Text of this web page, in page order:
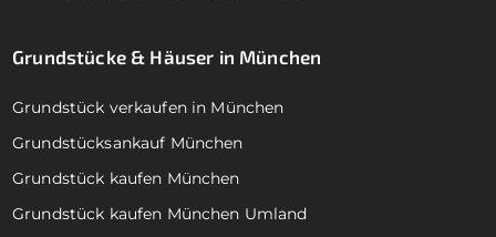
Grundstücke & Häuser in München
Grundstück verkaufen in München
Grundstücksankauf München
Grundstück kaufen München
Grundstück kaufen München Umland